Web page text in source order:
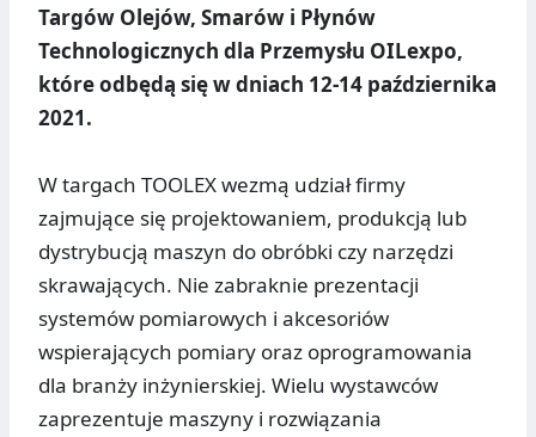
Targów Olejów, Smarów i Płynów
Technologicznych dla Przemysłu OILexpo,
które odbędą się w dniach 12-14 października
2021.
W targach TOOLEX wezmą udział firmy
zajmujące się projektowaniem, produkcją lub
dystrybucją maszyn do obróbki czy narzędzi
skrawających. Nie zabraknie prezentacji
systemów pomiarowych i akcesoriów
wspierających pomiary oraz oprogramowania
dla branży inżynierskiej. Wielu wystawców
zaprezentuje maszyny i rozwiązania